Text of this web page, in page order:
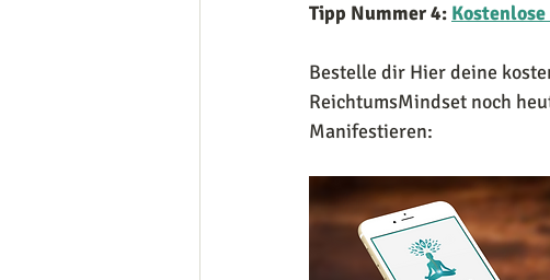
Tipp Nummer 4:
Bestelle dir Hier deine
ReichtumsMindset noch
Manifestieren: